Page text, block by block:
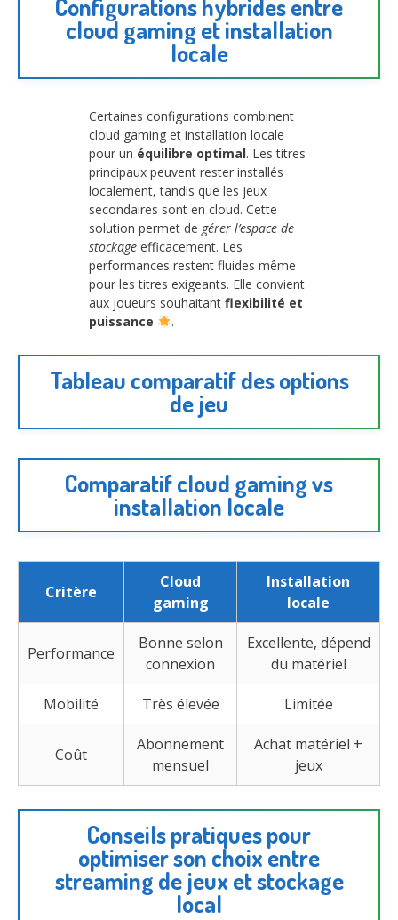
Configurations hybrides entre
cloud gaming et installation
locale
Certaines configurations combinent
cloud gaming et installation locale
pour un équilibre optimal. Les titres
principaux peuvent rester installés
localement, tandis que les jeux
secondaires sont en cloud. Cette
solution permet de gérer l’espace de
stockage efficacement. Les
performances restent fluides même
pour les titres exigeants. Elle convient
aux joueurs souhaitant flexibilité et
puissance
.
Tableau comparatif des options
de jeu
Comparatif cloud gaming vs
installation locale
Critère
Cloud
gaming
Installation
locale
Performance
Bonne selon
connexion
Excellente, dépend
du matériel
Mobilité Très élevée Limitée
Coût
Abonnement
mensuel
Achat matériel +
jeux
Conseils pratiques pour
optimiser son choix entre
streaming de jeux et stockage
local